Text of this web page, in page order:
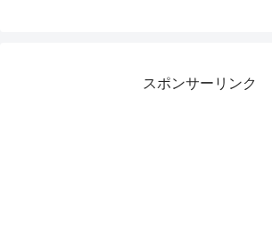
スポンサーリンク